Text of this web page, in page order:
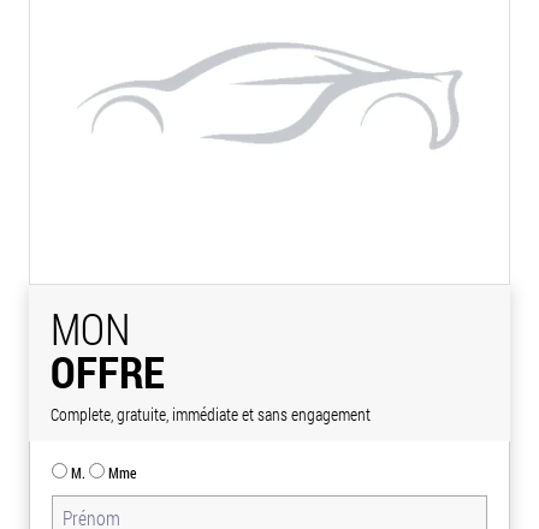
MON
OFFRE
Complete, gratuite, immédiate et sans engagement
M. Mme